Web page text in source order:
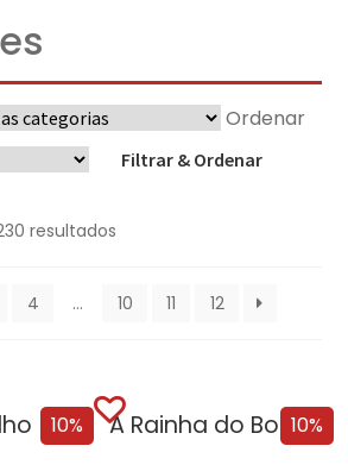
Ordenar
Filtrar & Ordenar
resultados
4 … 10 11 12
10% 10%
A Rainha do BookTok